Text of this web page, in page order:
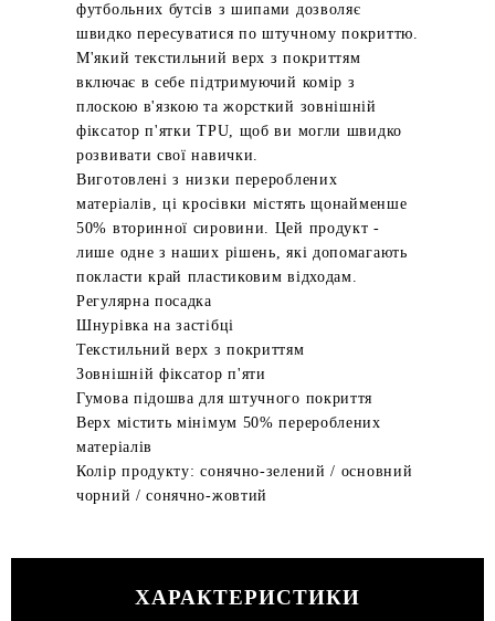
футбольних бутсів з шипами дозволяє
швидко пересуватися по штучному покриттю.
М'який текстильний верх з покриттям
включає в себе підтримуючий комір з
плоскою в'язкою та жорсткий зовнішній
фіксатор п'ятки TPU, щоб ви могли швидко
розвивати свої навички.
Виготовлені з низки перероблених
матеріалів, ці кросівки містять щонайменше
50% вторинної сировини. Цей продукт -
лише одне з наших рішень, які допомагають
покласти край пластиковим відходам.
Регулярна посадка
Шнурівка на застібці
Текстильний верх з покриттям
Зовнішній фіксатор п'яти
Гумова підошва для штучного покриття
Верх містить мінімум 50% перероблених
матеріалів
Колір продукту: сонячно-зелений / основний
чорний / сонячно-жовтий
ХАРАКТЕРИСТИКИ